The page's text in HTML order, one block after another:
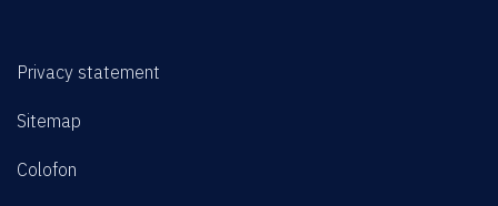
Privacy statement
Sitemap
Colofon